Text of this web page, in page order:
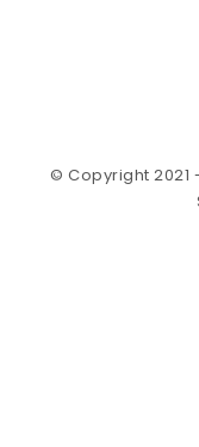
© Copyright 2021